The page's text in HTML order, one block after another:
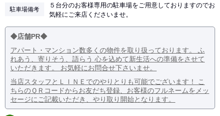
駐車場備考
５台分のお客様専用の駐車場をご用意しておりますのでお
気軽にご来店くださいませ。
◆店舗PR◆
アパート・マンション数多くの物件を取り扱っております。 ふ
れあう、寄りそう、語らう 心を込めて新生活への準備をさせて
いただきます。 お気軽にお問合せ下さいませ。
当店スタッフとＬＩＮＥでのやりとりも可能でございます！ こ
ちらのＱＲコードからお友だち登録、お客様のフルネームをメッ
セージにご記載いただき、やり取り開始となります。